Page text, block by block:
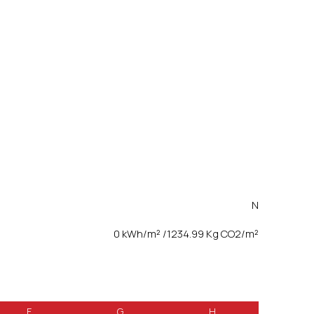
N
0 kWh/m² /1234.99 Kg CO2/m²